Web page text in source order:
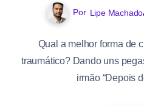
Por Lipe Machado
Qual a melhor forma de
traumático? Dando uns
irmão “Depois